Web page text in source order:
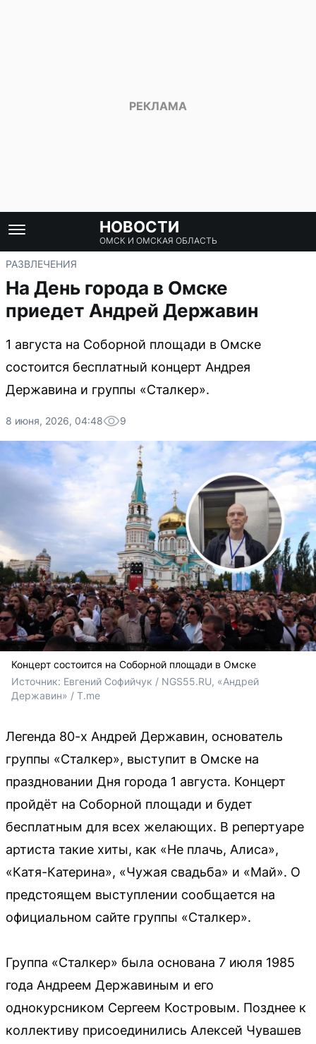
НОВОСТИ
ОМСК И ОМСКАЯ ОБЛАСТЬ
РАЗВЛЕЧЕНИЯ
На День города в Омске
приедет Андрей Державин
1 августа на Соборной площади в Омске
состоится бесплатный концерт Андрея
Державина и группы «Сталкер».
8 июня, 2026, 04:48 9
Концерт состоится на Соборной площади в Омске
Источник: Евгений Софийчук / NGS55.RU, «Андрей
Державин» / T.me
Легенда 80-х Андрей Державин, основатель
группы «Сталкер», выступит в Омске на
праздновании Дня города 1 августа. Концерт
пройдёт на Соборной площади и будет
бесплатным для всех желающих. В репертуаре
артиста такие хиты, как «Не плачь, Алиса»,
«Катя-Катерина», «Чужая свадьба» и «Май». О
предстоящем выступлении сообщается на
официальном сайте группы «Сталкер».
Группа «Сталкер» была основана 7 июля 1985
года Андреем Державиным и его
однокурсником Сергеем Костровым. Позднее к
коллективу присоединились Алексей Чувашев